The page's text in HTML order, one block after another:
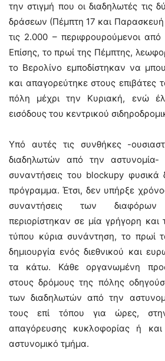
την στιγμή που οι διαδηλωτές τις
δράσεων (Πέμπτη 17 και
τις 2.000 – περιφρουρούμενοι
Επίσης, το πρωί της Πέμπτης,
το Βερολίνο εμποδίστηκαν να
και απαγορεύτηκε στους επιβάτες
πόλη μέχρι την Κυριακή, ενώ
εισόδους του κεντρικού
Υπό αυτές τις συνθήκες -
διαδηλωτών από την αστυνομία-
συναντήσεις του blockupy
πρόγραμμα. Έτσι, δεν υπήρξε
συναντήσεις των
περιορίστηκαν σε μία γρήγορη και
τύπου κύρια συνάντηση, το πρωί
δημιουργία ενός διεθνικού και
τα κάτω. Κάθε οργανωμένη
στους δρόμους της πόλης
των διαδηλωτών από την
τους επί τόπου για ώρες,
απαγόρευσης κυκλοφορίας ή
αστυνομικό τμήμα.